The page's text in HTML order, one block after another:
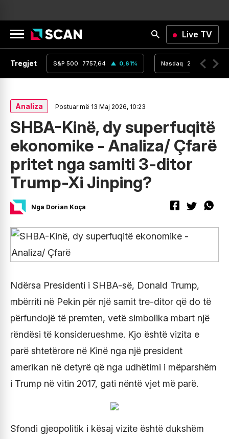
Live TV
Tregjet
0% S&P 500 7757,64 0,61% Nasdaq 26690,62
Analiza Postuar më 13 Maj 2026, 10:23
SHBA-Kinë, dy superfuqitë
ekonomike - Analiza/ Çfarë
pritet nga samiti 3-ditor
Trump-Xi Jinping?
Nga Dorian Koça
Ndërsa Presidenti i SHBA-së, Donald Trump,
mbërriti në Pekin për një samit tre-ditor që do të
përfundojë të premten, vetë simbolika mbart një
rëndësi të konsiderueshme. Kjo është vizita e
parë shtetërore në Kinë nga një president
amerikan në detyrë që nga udhëtimi i mëparshëm
i Trump në vitin 2017, gati nëntë vjet më parë.
Sfondi gjeopolitik i kësaj vizite është dukshëm